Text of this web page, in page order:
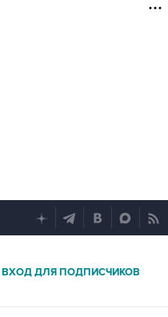
ВХОД ДЛЯ ПОДПИСЧИКОВ